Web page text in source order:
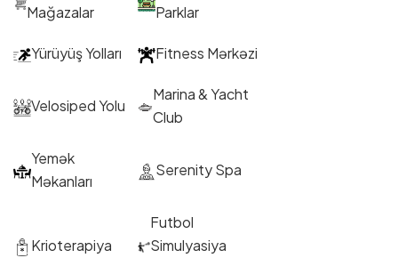
Mağazalar
Parklar
Yürüyüş Yolları Fitness Mərkəzi
Velosiped Yolu
Marina & Yacht
Club
Yemək
Məkanları
Serenity Spa
Krioterapiya
Futbol
Simulyasiya